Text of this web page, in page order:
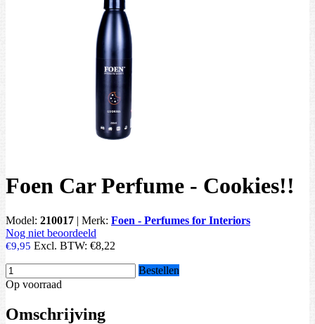
Foen Car Perfume - Cookies!!
Model: 210017 | Merk: Foen - Perfumes for Interiors
Nog niet beoordeeld
€9,95 Excl. BTW: €8,22
Bestellen
Op voorraad
Omschrijving